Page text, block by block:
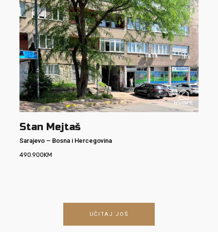
Stan Mejtaš
Sarajevo – Bosna i Hercegovina
490.900KM
UČITAJ JOŠ